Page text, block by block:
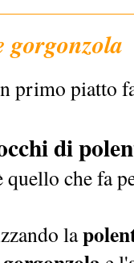
gorgonzola
primo piatto
di
quello che fa
la